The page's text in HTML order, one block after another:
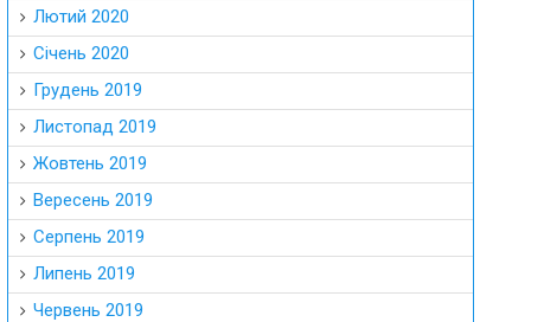
Лютий 2020
Січень 2020
Грудень 2019
Листопад 2019
Жовтень 2019
Вересень 2019
Серпень 2019
Липень 2019
Червень 2019